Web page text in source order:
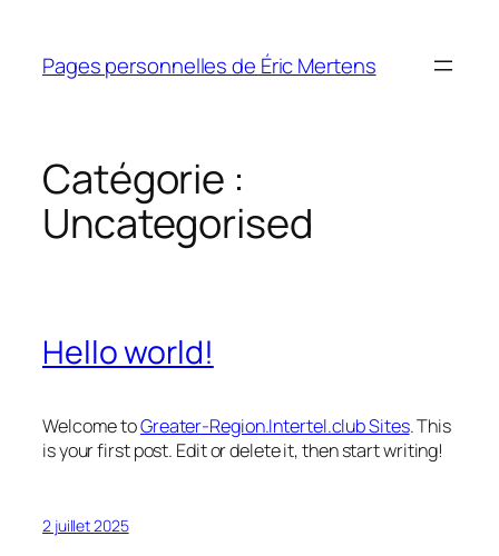
contenu
Pages personnelles de Éric Mertens
Catégorie :
Uncategorised
Hello world!
Welcome toGreater-Region.Intertel.club Sites. This
is your first post. Edit or delete it, then start writing!
2 juillet 2025